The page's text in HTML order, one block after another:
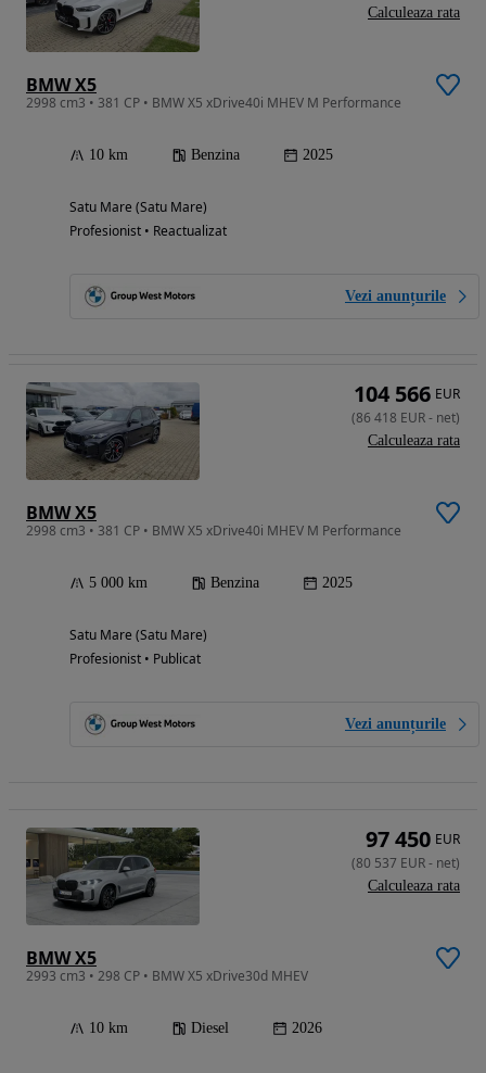
BMW X5
2998 cm3 • 381 CP • BMW X5 xDrive40i MHEV M Performance
10 km Benzina 2025
Satu Mare (Satu Mare)
Profesionist • Reactualizat
Vezi anunțurile
Calculeaza rata
BMW X5
2998 cm3 • 381 CP • BMW X5 xDrive40i MHEV M Performance
5 000 km Benzina 2025
Satu Mare (Satu Mare)
Profesionist • Publicat
Vezi anunțurile
104 566 EUR
(86 418 EUR- net)
Calculeaza rata
BMW X5
2993 cm3 • 298 CP • BMW X5 xDrive30d MHEV
10 km Diesel 2026
97 450 EUR
(80 537 EUR- net)
Calculeaza rata